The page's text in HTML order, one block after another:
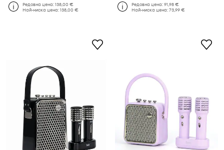
Редовна цена:138,00 €
Най-ниска цена:138,00 €
Редовна цена:91,98 €
Най-ниска цена:73,99 €